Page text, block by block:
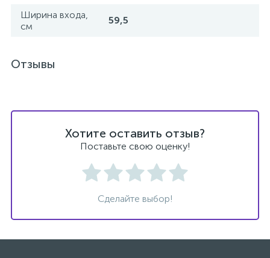
Ширина входа,
см
59,5
Отзывы
Хотите оставить отзыв?
Поставьте свою оценку!
Сделайте выбор!
Смесители для ванны
Смесители для кухни
Смесители для накладных раковин